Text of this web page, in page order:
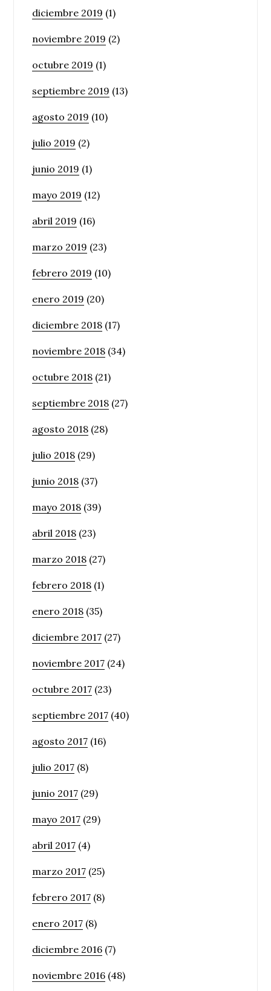
diciembre 2019 (1)
noviembre 2019 (2)
octubre 2019 (1)
septiembre 2019 (13)
agosto 2019 (10)
julio 2019 (2)
junio 2019 (1)
mayo 2019 (12)
abril 2019 (16)
marzo 2019 (23)
febrero 2019 (10)
enero 2019 (20)
diciembre 2018 (17)
noviembre 2018 (34)
octubre 2018 (21)
septiembre 2018 (27)
agosto 2018 (28)
julio 2018 (29)
junio 2018 (37)
mayo 2018 (39)
abril 2018 (23)
marzo 2018 (27)
febrero 2018 (1)
enero 2018 (35)
diciembre 2017 (27)
noviembre 2017 (24)
octubre 2017 (23)
septiembre 2017 (40)
agosto 2017 (16)
julio 2017 (8)
junio 2017 (29)
mayo 2017 (29)
abril 2017 (4)
marzo 2017 (25)
febrero 2017 (8)
enero 2017 (8)
diciembre 2016 (7)
noviembre 2016 (48)